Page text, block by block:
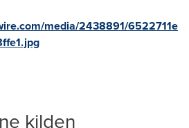
media/2438891/6522711e
kilden